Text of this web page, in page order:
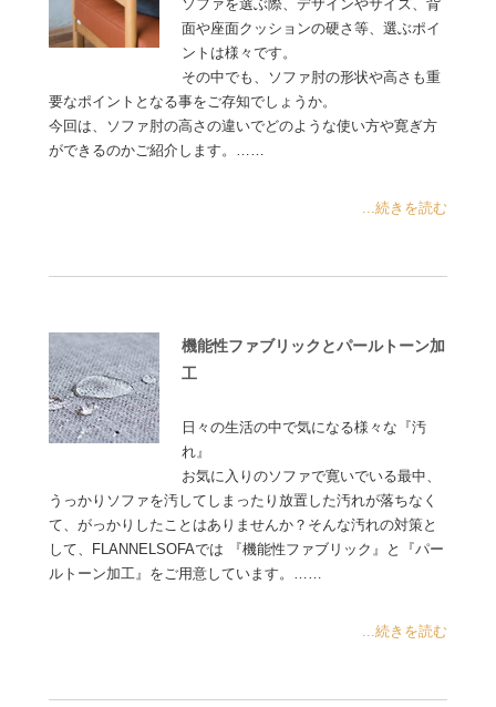
ソファを選ぶ際、デザインやサイズ、背
面や座面クッションの硬さ等、選ぶポイ
ントは様々です。
その中でも、ソファ肘の形状や高さも重
要なポイントとなる事をご存知でしょうか。
今回は、ソファ肘の高さの違いでどのような使い方や寛ぎ方
ができるのかご紹介します。……
...続きを読む
機能性ファブリックとパールトーン加
工
日々の生活の中で気になる様々な『汚
れ』
お気に入りのソファで寛いでいる最中、
うっかりソファを汚してしまったり放置した汚れが落ちなく
て、がっかりしたことはありませんか？そんな汚れの対策と
して、FLANNELSOFAでは 『機能性ファブリック』と『パー
ルトーン加工』をご用意しています。……
...続きを読む